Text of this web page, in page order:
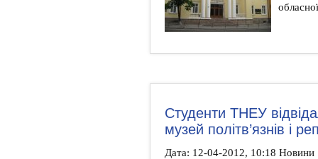
Студенти ТНЕУ
музей політв’язнів і
Дата: 12-04-2012, 10:18 Новини